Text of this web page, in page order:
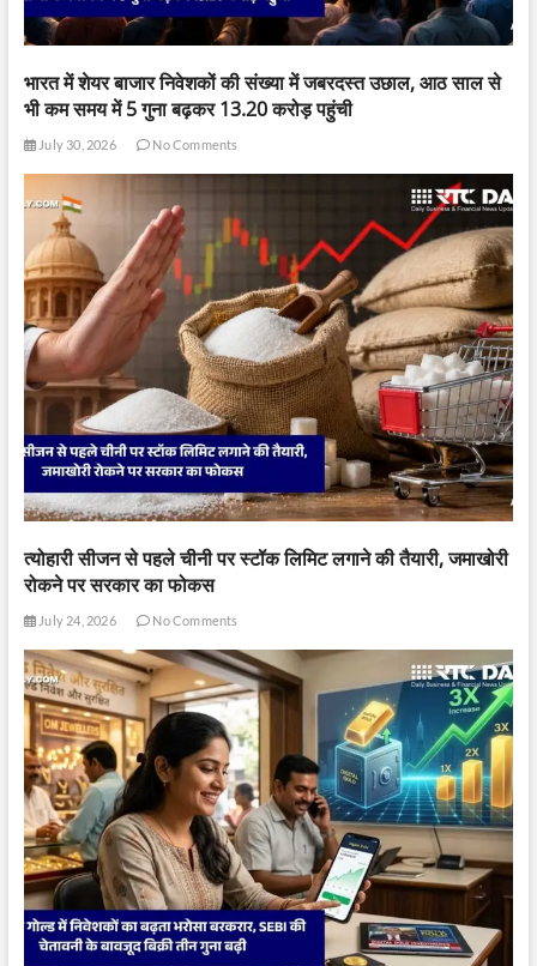
भारत में शेयर बाजार निवेशकों की संख्या में जबरदस्त उछाल, आठ साल से
भी कम समय में 5 गुना बढ़कर 13.20 करोड़ पहुंची
July 30, 2026 No Comments
त्योहारी सीजन से पहले चीनी पर स्टॉक लिमिट लगाने की तैयारी, जमाखोरी
रोकने पर सरकार का फोकस
July 24, 2026 No Comments